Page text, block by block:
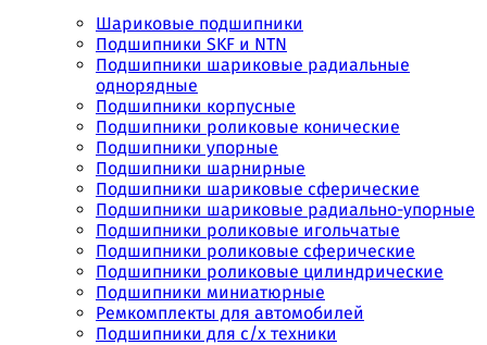
Шариковые подшипники
Подшипники SKF и NTN
Подшипники шариковые радиальные
однорядные
Подшипники корпусные
Подшипники роликовые конические
Подшипники упорные
Подшипники шарнирные
Подшипники шариковые сферические
Подшипники шариковые радиально-упорные
Подшипники роликовые игольчатые
Подшипники роликовые сферические
Подшипники роликовые цилиндрические
Подшипники миниатюрные
Ремкомплекты для автомобилей
Подшипники для с/х техники